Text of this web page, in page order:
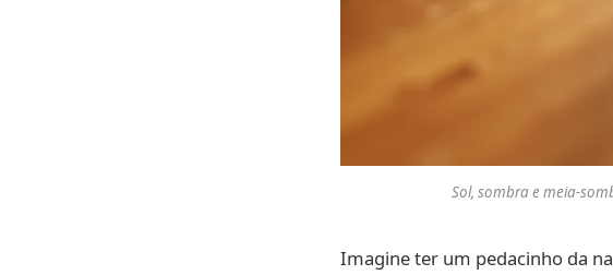
Sol, sombra e meia-
Imagine ter um pedacinho da